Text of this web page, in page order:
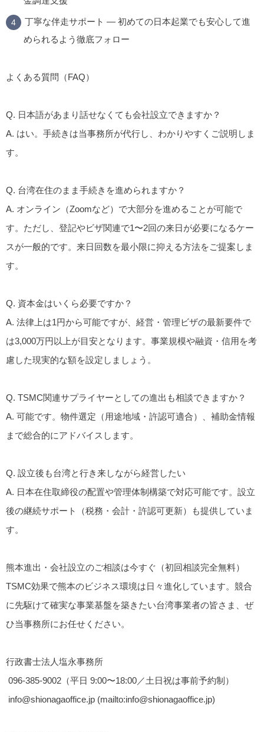
丁寧な伴走サポート — 初めての日本起業でも安心して進
められるよう徹底フォロー
よくある質問（FAQ）
Q. 日本語があまり話せなくても会社設立できますか？
A. はい。手続きは当事務所が代行し、わかりやすくご説明しま
す。
Q. 台湾在住のまま手続きを進められますか？
A. オンライン（Zoomなど）で大部分を進めることが可能で
す。ただし、登記やビザ関連で1〜2回の来日が必要になるケー
スが一般的です。来日回数を最小限に抑える方法をご提案しま
す。
Q. 資本金はいくら必要ですか？
A. 法律上は1円から可能ですが、経営・管理ビザの最新要件で
は3,000万円以上が目安となります。事業規模や融資・信用を考
慮した現実的な額を設定しましょう。
Q. TSMC関連サプライヤーとしての進出も相談できますか？
A. 可能です。物件選定（用途地域・許認可適合）、補助金情報
まで総合的にアドバイスします。
Q. 設立後も台湾と行き来しながら経営したい
A. 日本在住取締役の配置や管理体制構築で対応可能です。設立
後の継続サポート（税務・会計・許認可更新）も提供していま
す。
熊本進出・会社設立のご相談は今すぐ（初回相談完全無料）
TSMC効果で熊本のビジネス環境は日々進化しています。競合
に先駆けて確実な事業基盤を築きたい台湾事業者の皆さま、ぜ
ひ当事務所にお任せください。
行政書士法人塩永事務所
096-385-9002 （平日 9:00〜18:00／土日祝は事前予約制）
info@shionagaoffice.jp (mailto:info@shionagaoffice.jp)